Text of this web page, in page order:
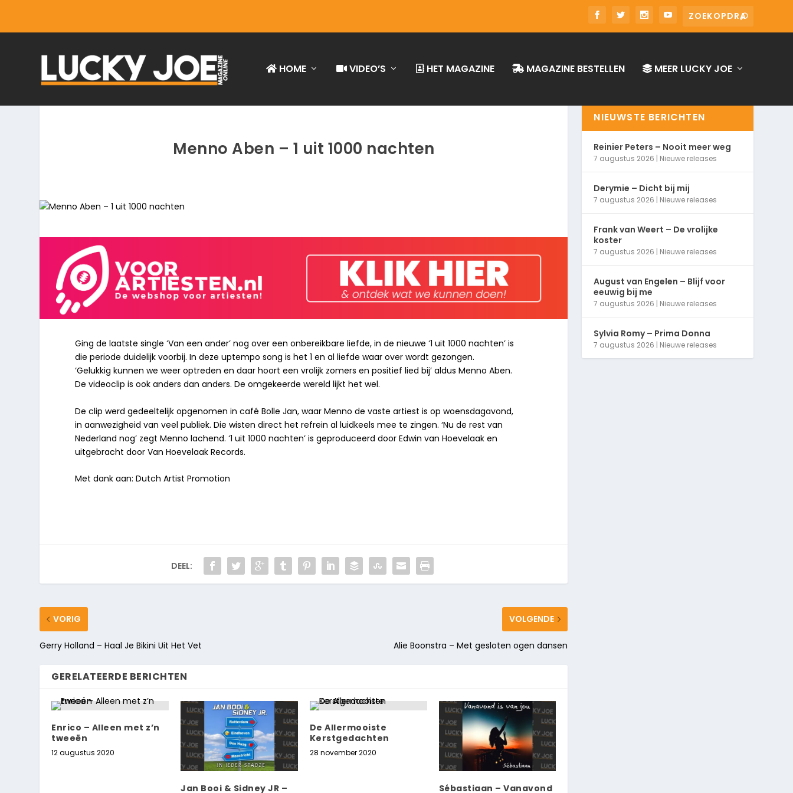
HOME VIDEO’S HET MAGAZINE MAGAZINE BESTELLEN MEER LUCKY JOE
Menno Aben – 1 uit 1000 nachten
Ging de laatste single ‘Van een ander’ nog over een onbereikbare liefde, in de nieuwe ‘1 uit 1000 nachten’ is
die periode duidelijk voorbij. In deze uptempo song is het 1 en al liefde waar over wordt gezongen.
‘Gelukkig kunnen we weer optreden en daar hoort een vrolijk zomers en positief lied bij’ aldus Menno Aben.
De videoclip is ook anders dan anders. De omgekeerde wereld lijkt het wel.
De clip werd gedeeltelijk opgenomen in café Bolle Jan, waar Menno de vaste artiest is op woensdagavond,
in aanwezigheid van veel publiek. Die wisten direct het refrein al luidkeels mee te zingen. ‘Nu de rest van
Nederland nog’ zegt Menno lachend. ‘1 uit 1000 nachten’ is geproduceerd door Edwin van Hoevelaak en
uitgebracht door Van Hoevelaak Records.
Met dank aan: Dutch Artist Promotion
DEEL:
VORIG
Gerry Holland – Haal Je Bikini Uit Het Vet
VOLGENDE
Alie Boonstra – Met gesloten ogen dansen
GERELATEERDE BERICHTEN
Enrico – Alleen met z’n
tweeën
12 augustus 2020
Jan Booi & Sidney JR –
De Allermooiste
Kerstgedachten
28 november 2020
Sébastiaan – Vanavond
NIEUWSTE BERICHTEN
Reinier Peters – Nooit meer weg
7 augustus 2026 | Nieuwe releases
Derymie – Dicht bij mij
7 augustus 2026 | Nieuwe releases
Frank van Weert – De vrolijke
koster
7 augustus 2026 | Nieuwe releases
August van Engelen – Blijf voor
eeuwig bij me
7 augustus 2026 | Nieuwe releases
Sylvia Romy – Prima Donna
7 augustus 2026 | Nieuwe releases